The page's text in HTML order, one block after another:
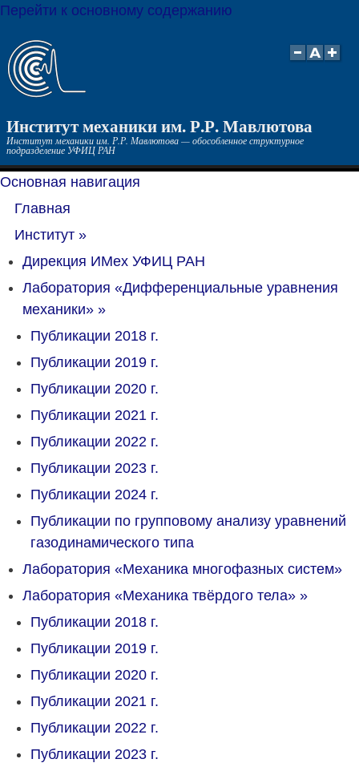
Перейти к основному содержанию
Институт механики им. Р.Р. Мавлютова
Институт механики им. Р.Р. Мавлютова — обособленное структурное
подразделение УФИЦ РАН
Основная навигация
Главная
Институт »
Дирекция ИМех УФИЦ РАН
Лаборатория «Дифференциальные уравнения
механики» »
Публикации 2018 г.
Публикации 2019 г.
Публикации 2020 г.
Публикации 2021 г.
Публикации 2022 г.
Публикации 2023 г.
Публикации 2024 г.
Публикации по групповому анализу уравнений
газодинамического типа
Лаборатория «Механика многофазных систем»
Лаборатория «Механика твёрдого тела» »
Публикации 2018 г.
Публикации 2019 г.
Публикации 2020 г.
Публикации 2021 г.
Публикации 2022 г.
Публикации 2023 г.